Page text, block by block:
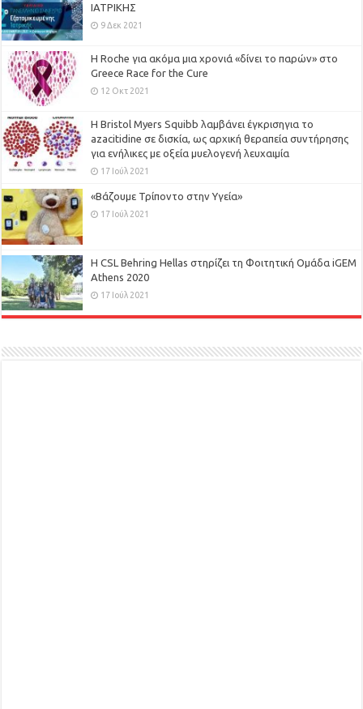
ΙΑΤΡΙΚΗΣ
9 Δεκ 2021
H Roche για ακόμα μια χρονιά «δίνει το παρών» στο
Greece Race for the Cure
12 Οκτ 2021
Η Bristol Myers Squibb λαμβάνει έγκρισηγια το
azacitidine σε δισκία, ως αρχική θεραπεία συντήρησης
για ενήλικες με οξεία μυελογενή λευχαιμία
17 Ιούλ 2021
«Βάζουμε Τρίποντο στην Υγεία»
17 Ιούλ 2021
H CSL Behring Hellas στηρίζει τη Φοιτητική Ομάδα iGEM
Athens 2020
17 Ιούλ 2021